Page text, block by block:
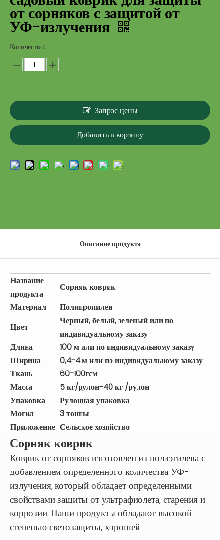
от сорняков с защитой от
УФ-излучения
Количество:
Запрос цены
Добавить в корзину
Описание продукта
Название
продукта
Сорняк коврик
Материал
Полипропилен
Цвет
Черный, белый, зеленый или по
индивидуальному заказу
Длина
100 м или по индивидуальному заказу
Ширина
0,4-4 м или по индивидуальному заказу
Ткань
60-100гсм
Масса
5 кг/рулон-40 кг /рулон
Упаковка
Рулонная упаковка
Могил
3 тонны
Приложение Сельское хозяйство
Сорняк коврик
Коврик от сорняков изготовлен из полиэтилена с
добавлением определенного количества УФ-
излучения, который обладает определенными
свойствами защиты от ультрафиолета, старения и
коррозии. Наши продукты обладают высокой
степенью светозащиты, хорошей